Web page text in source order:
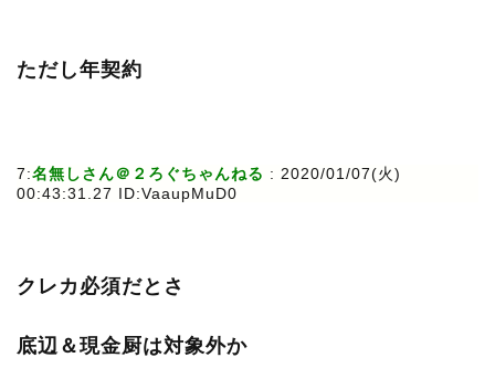
ただし年契約
7:名無しさん＠２ろぐちゃんねる : 2020/01/07(火)
00:43:31.27 ID:VaaupMuD0
クレカ必須だとさ
底辺＆現金厨は対象外か